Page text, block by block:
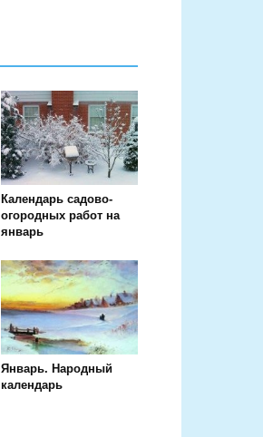
Календарь садово-
огородных работ на
январь
Январь. Народный
календарь